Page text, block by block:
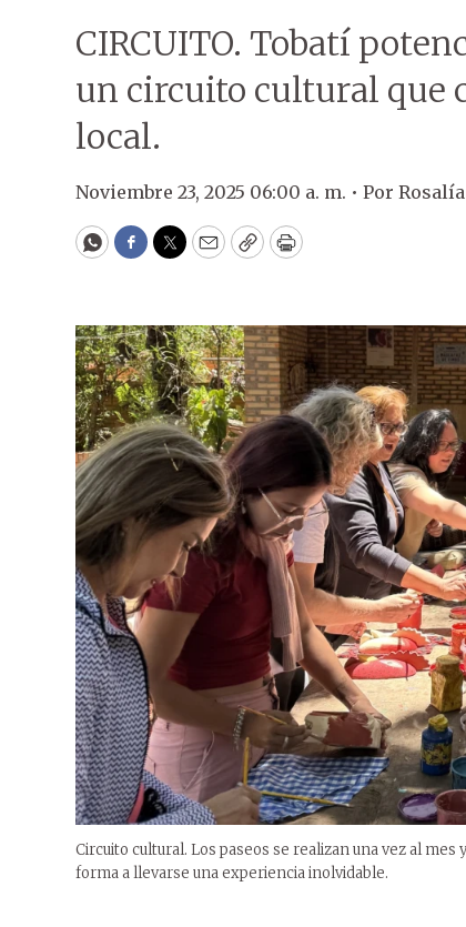
CIRCUITO. Tobatí
un circuito cultural que
local.
Noviembre 23, 2025 06:00 a. m. • Por
WhatsApp
Facebook
Twitter
EmailCopyPrint
Circuito cultural. Los paseos se realizan una vez al
forma a llevarse una experiencia inolvidable.